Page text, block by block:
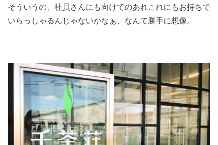
そういうの、社員さんにも向けてのあれこれにもお持ちで
いらっしゃるんじゃないかなぁ、なんて勝手に想像。